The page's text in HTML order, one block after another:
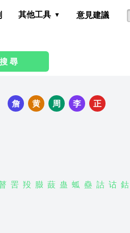
其他工具 意見建議
尋
詹 黄 周 李 正
罟 羖 臌 薣 蛊 蛌 蠱 詁 诂 鈷